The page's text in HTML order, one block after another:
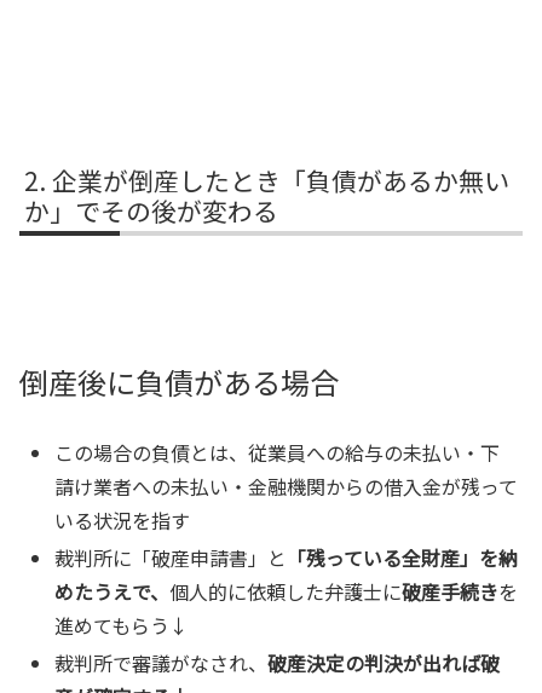
企業が倒産したとき「負債があるか無い
か」でその後が変わる
倒産後に負債がある場合
この場合の負債とは、従業員への給与の未払い・下
請け業者への未払い・金融機関からの借入金が残って
いる状況を指す
裁判所に「破産申請書」と 「残っている全財産」を納
めたうえで、 個人的に依頼した弁護士に破産手続きを
進めてもらう↓
裁判所で審議がなされ、破産決定の判決が出れば破